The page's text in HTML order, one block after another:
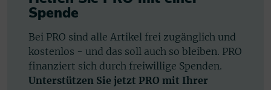
Spende
Bei PRO sind alle Artikel frei zugänglich und
kostenlos - und das soll auch so bleiben. PRO
finanziert sich durch freiwillige Spenden.
Unterstützen Sie jetzt PRO mit Ihrer